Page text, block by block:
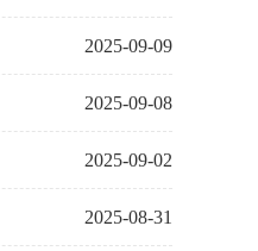
2025-09-09
2025-09-08
2025-09-02
2025-08-31